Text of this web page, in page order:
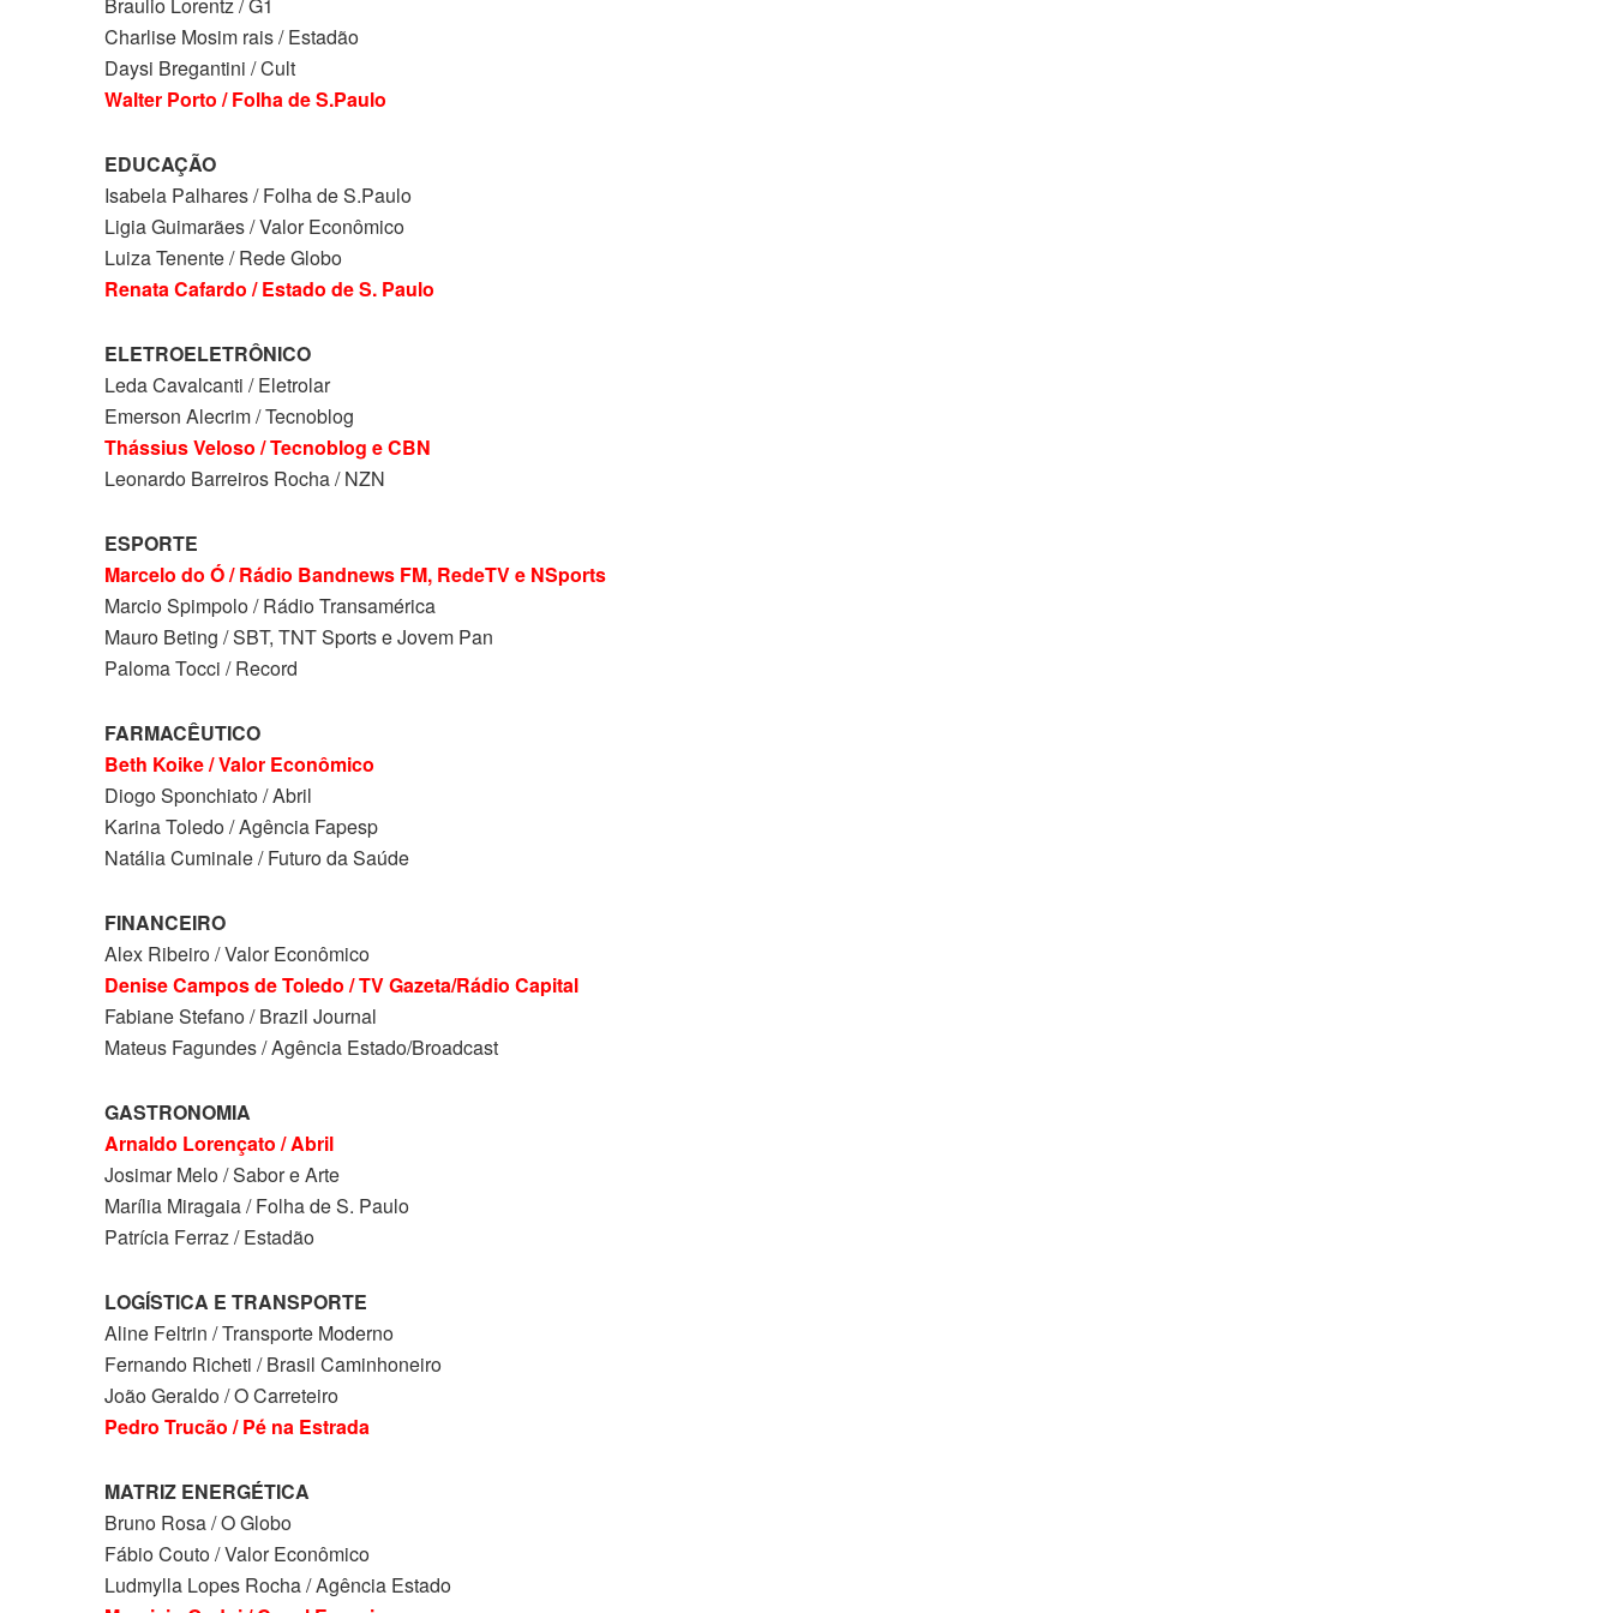
Charlise Mosim rais / Estadão
Daysi Bregantini / Cult
Walter Porto / Folha de S.Paulo
EDUCAÇÃO
Isabela Palhares / Folha de S.Paulo
Ligia Guimarães / Valor Econômico
Luiza Tenente / Rede Globo
Renata Cafardo / Estado de S. Paulo
ELETROELETRÔNICO
Leda Cavalcanti / Eletrolar
Emerson Alecrim / Tecnoblog
Thássius Veloso / Tecnoblog e CBN
Leonardo Barreiros Rocha / NZN
ESPORTE
Marcelo do Ó / Rádio Bandnews FM, RedeTV e NSports
Marcio Spimpolo / Rádio Transamérica
Mauro Beting / SBT, TNT Sports e Jovem Pan
Paloma Tocci / Record
FARMACÊUTICO
Beth Koike / Valor Econômico
Diogo Sponchiato / Abril
Karina Toledo / Agência Fapesp
Natália Cuminale / Futuro da Saúde
FINANCEIRO
Alex Ribeiro / Valor Econômico
Denise Campos de Toledo / TV Gazeta/Rádio Capital
Fabiane Stefano / Brazil Journal
Mateus Fagundes / Agência Estado/Broadcast
GASTRONOMIA
Arnaldo Lorençato / Abril
Josimar Melo / Sabor e Arte
Marília Miragaia / Folha de S. Paulo
Patrícia Ferraz / Estadão
LOGÍSTICA E TRANSPORTE
Aline Feltrin / Transporte Moderno
Fernando Richeti / Brasil Caminhoneiro
João Geraldo / O Carreteiro
Pedro Trucão / Pé na Estrada
MATRIZ ENERGÉTICA
Bruno Rosa / O Globo
Fábio Couto / Valor Econômico
Ludmylla Lopes Rocha / Agência Estado